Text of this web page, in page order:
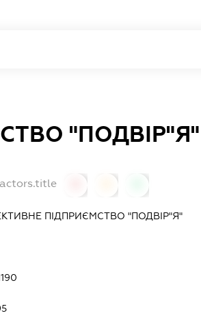
"ПОДВІР"Я"
ПІДПРИЄМСТВО "ПОДВІР"Я"